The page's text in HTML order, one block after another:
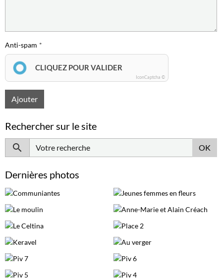
Anti-spam
CLIQUEZ POUR VALIDER
IconCaptcha ©
Ajouter
Rechercher sur le site
OK
Dernières photos